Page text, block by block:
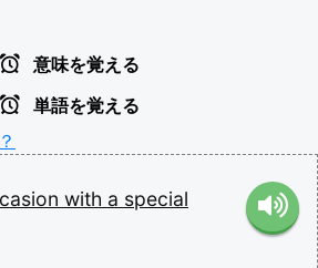
意味を覚える
単語を覚える
with a special